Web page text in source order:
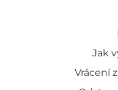
Jak
Vrácení